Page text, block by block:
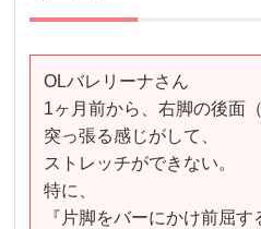
OLバレリーナさん
1ヶ月前から、右脚の後面
突っ張る感じがして、
ストレッチができない。
特に、
『片脚をバーにかけ前屈